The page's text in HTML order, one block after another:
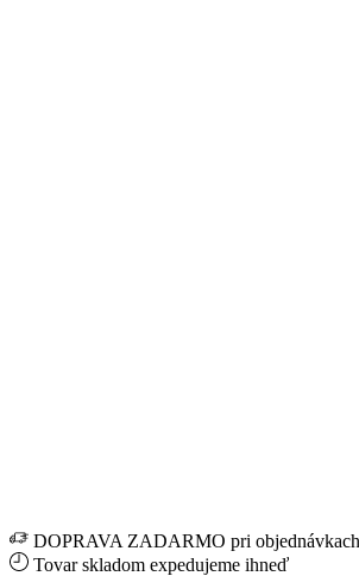
DOPRAVA ZADARMO pri
Tovar skladom expedujeme ihneď